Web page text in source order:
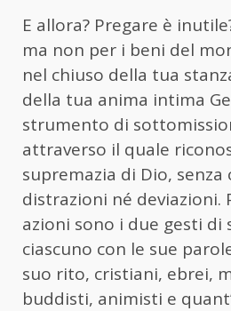
E allora? Pregare è
ma non per i beni del
nel chiuso della tua
della tua anima intima
strumento di
attraverso il quale
supremazia di Dio, senza
distrazioni né deviazioni.
azioni sono i due gesti di
ciascuno con le sue
suo rito, cristiani, ebrei,
buddisti, animisti e